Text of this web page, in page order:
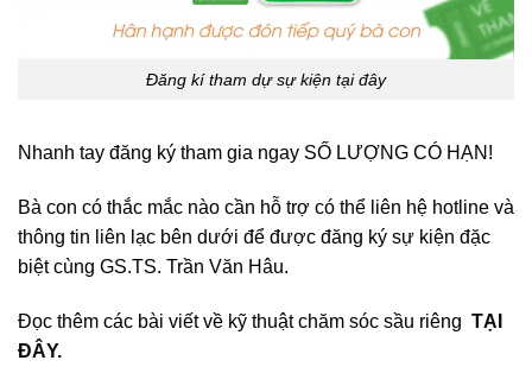
Đăng kí tham dự sự kiện tại đây
Nhanh tay đăng ký tham gia ngay SỐ LƯỢNG CÓ HẠN!
Bà con có thắc mắc nào cần hỗ trợ có thể liên hệ hotline và
thông tin liên lạc bên dưới để được đăng ký sự kiện đặc
biệt cùng GS.TS. Trần Văn Hâu.
Đọc thêm các bài viết về kỹ thuật chăm sóc sầu riêng TẠI
ĐÂY.